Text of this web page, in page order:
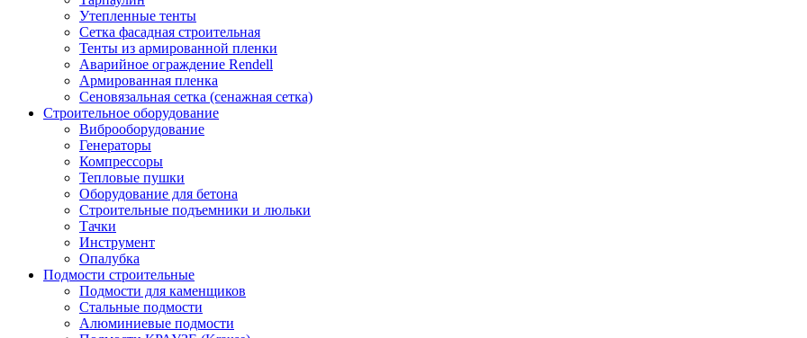
Утепленные тенты
Сетка фасадная строительная
Тенты из армированной пленки
Аварийное ограждение Rendell
Армированная пленка
Сеновязальная сетка (сенажная сетка)
Строительное оборудование
Виброоборудование
Генераторы
Компрессоры
Тепловые пушки
Оборудование для бетона
Строительные подъемники и люльки
Тачки
Инструмент
Опалубка
Подмости строительные
Подмости для каменщиков
Стальные подмости
Алюминиевые подмости